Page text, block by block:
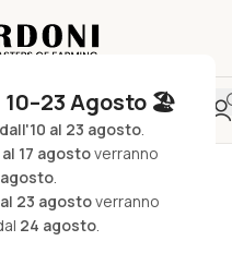
Agosto 🏖️
dall'10 al 23 agosto.
al 17 agostoverranno
agosto.
al 23 agostoverranno
24 agosto.